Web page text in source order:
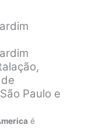
Paulo e
é